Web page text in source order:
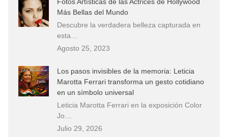
Más Bellas del Mundo
Descubre la verdadera belleza capturada en
esta…
Agosto 25, 2023
Los pasos invisibles de la memoria: Leticia
Marotta Ferrari transforma un gesto cotidiano
en un símbolo universal
Leticia Marotta Ferrari en la exposición Color
Jo…
Julio 29, 2026